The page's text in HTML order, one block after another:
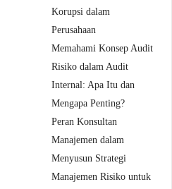
Korupsi dalam
Perusahaan
Memahami Konsep Audit
Risiko dalam Audit
Internal: Apa Itu dan
Mengapa Penting?
Peran Konsultan
Manajemen dalam
Menyusun Strategi
Manajemen Risiko untuk